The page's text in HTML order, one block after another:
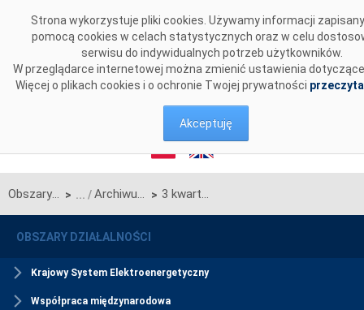
Strona wykorzystuje pliki cookies. Używamy informacji
pomocą cookies w celach statystycznych oraz w celu
serwisu do indywidualnych potrzeb użytkowników.
W przeglądarce internetowej można zmienić ustawienia
Więcej o plikach cookies i o ochronie Twojej prywatności
Akceptuję
Obszary działalności > Archiwum > 3 kwartał 2021
OBSZARY DZIAŁALNOŚCI
Krajowy System Elektroenergetyczny
Współpraca międzynarodowa